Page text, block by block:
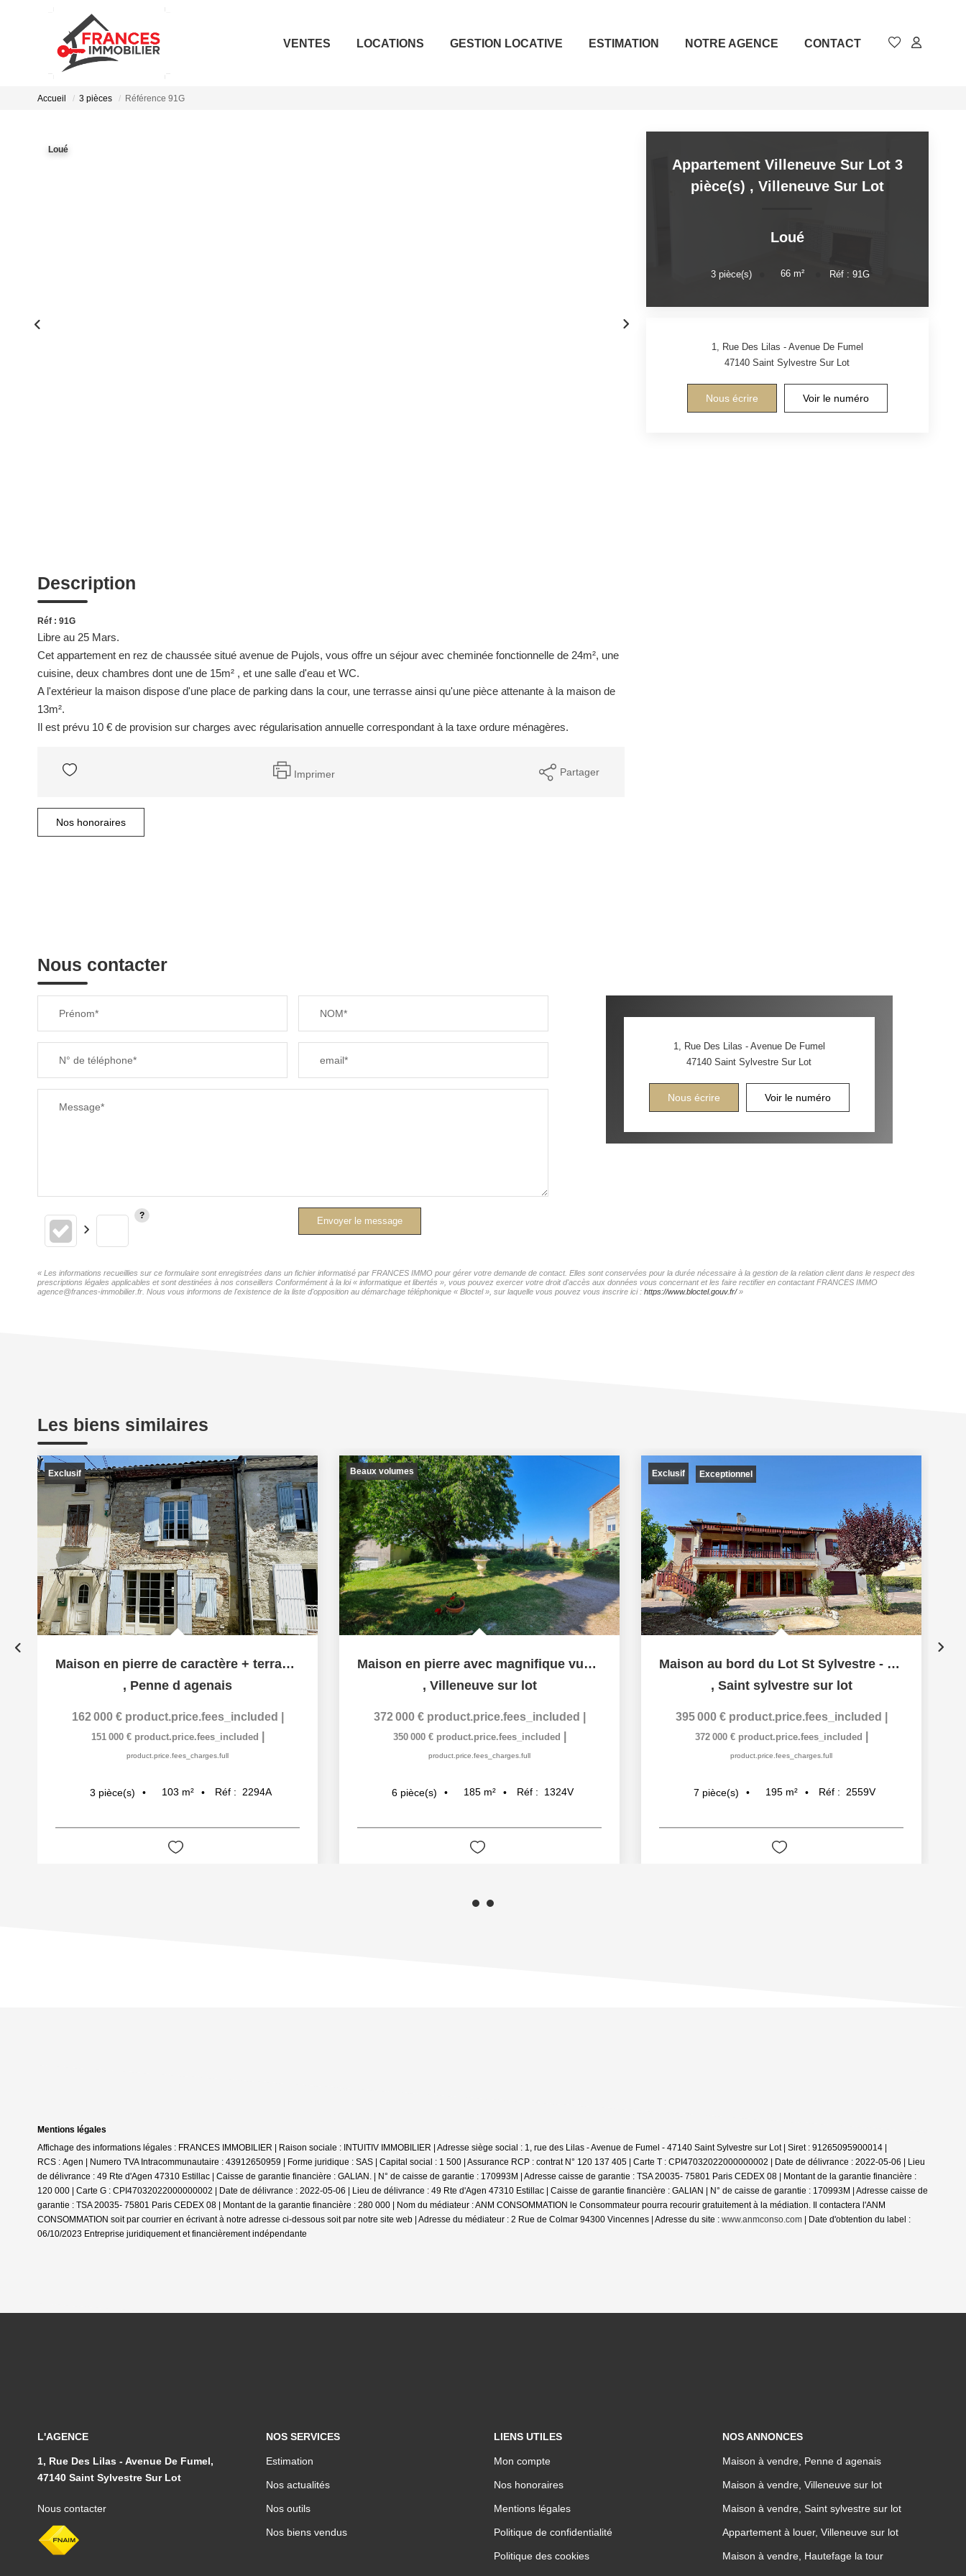
VENTES LOCATIONS GESTION LOCATIVE ESTIMATION NOTRE AGENCE CONTACT
Accueil 3 pièces Référence 91G
Loué
Description
Réf : 91G
Libre au 25 Mars.
Cet appartement en rez de chaussée situé avenue de Pujols, vous offre un séjour avec cheminée fonctionnelle de 24m², une
cuisine, deux chambres dont une de 15m² , et une salle d'eau et WC.
A l'extérieur la maison dispose d'une place de parking dans la cour, une terrasse ainsi qu'une pièce attenante à la maison de
13m².
Il est prévu 10 € de provision sur charges avec régularisation annuelle correspondant à la taxe ordure ménagères.
Imprimer Partager
Nos honoraires
Appartement Villeneuve Sur Lot 3
pièce(s) , Villeneuve Sur Lot
Loué
3 pièce(s) 66 m² Réf : 91G
1, Rue Des Lilas - Avenue De Fumel
47140Saint Sylvestre Sur Lot
Nous écrire Voir le numéro
Nous contacter
Prénom* NOM*
N° de téléphone* email*
Message*
Envoyer le message
1, Rue Des Lilas - Avenue De Fumel
47140Saint Sylvestre Sur Lot
Nous écrire Voir le numéro
« Les informations recueillies sur ce formulaire sont enregistrées dans un fichier informatisé par FRANCES IMMO pour gérer votre demande de contact. Elles sont conservées pour la durée nécessaire à la gestion de la relation client dans le respect des
prescriptions légales applicables et sont destinées à nos conseillers Conformément à la loi « informatique et libertés », vous pouvez exercer votre droit d'accès aux données vous concernant et les faire rectifier en contactant FRANCES IMMO
agence@frances-immobilier.fr. Nous vous informons de l'existence de la liste d'opposition au démarchage téléphonique « Bloctel », sur laquelle vous pouvez vous inscrire ici : https://www.bloctel.gouv.fr/»
Les biens similaires
Exclusif
Maison en pierre de caractère + terrasse et jardinet -...
, Penne d agenais
162 000 € product.price.fees_included
151 000 € product.price.fees_included
product.price.fees_charges.full
3 pièce(s) 103 m² Réf : 2294A
Beaux volumes
Maison en pierre avec magnifique vue sur la campagne
, Villeneuve sur lot
372 000 € product.price.fees_included
350 000 € product.price.fees_included
product.price.fees_charges.full
6 pièce(s) 185 m² Réf : 1324V
Exclusif Exceptionnel
Maison au bord du Lot St Sylvestre - commodités à pied
, Saint sylvestre sur lot
395 000 € product.price.fees_included
372 000 € product.price.fees_included
product.price.fees_charges.full
7 pièce(s) 195 m² Réf : 2559V
Mentions légales
Affichage des informations légales : FRANCES IMMOBILIER | Raison sociale : INTUITIV IMMOBILIER | Adresse siège social : 1, rue des Lilas - Avenue de Fumel - 47140 Saint Sylvestre sur Lot | Siret : 91265095900014 |
RCS : Agen | Numero TVA Intracommunautaire : 43912650959 | Forme juridique : SAS | Capital social : 1 500 | Assurance RCP : contrat N° 120 137 405 | Carte T : CPI47032022000000002 | Date de délivrance : 2022-05-06 | Lieu
de délivrance : 49 Rte d'Agen 47310 Estillac | Caisse de garantie financière : GALIAN. | N° de caisse de garantie : 170993M | Adresse caisse de garantie : TSA 20035- 75801 Paris CEDEX 08 | Montant de la garantie financière :
120 000 | Carte G : CPI47032022000000002 | Date de délivrance : 2022-05-06 | Lieu de délivrance : 49 Rte d'Agen 47310 Estillac | Caisse de garantie financière : GALIAN | N° de caisse de garantie : 170993M | Adresse caisse de
garantie : TSA 20035- 75801 Paris CEDEX 08 | Montant de la garantie financière : 280 000 | Nom du médiateur : ANM CONSOMMATION le Consommateur pourra recourir gratuitement à la médiation. Il contactera l'ANM
CONSOMMATION soit par courrier en écrivant à notre adresse ci-dessous soit par notre site web | Adresse du médiateur : 2 Rue de Colmar 94300 Vincennes | Adresse du site : www.anmconso.com | Date d'obtention du label :
06/10/2023 Entreprise juridiquement et financièrement indépendante
L'AGENCE
1, Rue Des Lilas - Avenue De Fumel,
47140 Saint Sylvestre Sur Lot
Nous contacter
NOS SERVICES
Estimation
Nos actualités
Nos outils
Nos biens vendus
LIENS UTILES
Mon compte
Nos honoraires
Mentions légales
Politique de confidentialité
Politique des cookies
NOS ANNONCES
Maison à vendre, Penne d agenais
Maison à vendre, Villeneuve sur lot
Maison à vendre, Saint sylvestre sur lot
Appartement à louer, Villeneuve sur lot
Maison à vendre, Hautefage la tour